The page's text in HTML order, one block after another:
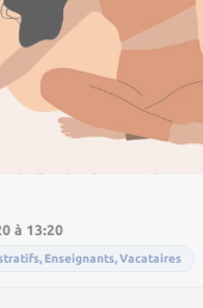
à 13:20
Enseignants, Vacataires